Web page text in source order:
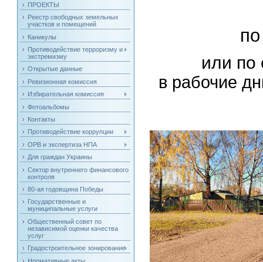
ПРОЕКТЫ
Реестр свободных земельных
участков и помещений
Каникулы
Противодействие терроризму и
экстремизму
Открытые данные
Ревизионная комиссия
Избирательная комиссия
Фотоальбомы
Контакты
Противодействие коррупции
ОРВ и экспертиза НПА
Для граждан Украины
Сектор внутреннего финансового
контроля
80-ая годовщина Победы
Государственные и
муниципальные услуги
Общественный совет по
независимой оценки качества
услуг
Градостроительное зонирование
Нормативные акты
или по
в рабочие